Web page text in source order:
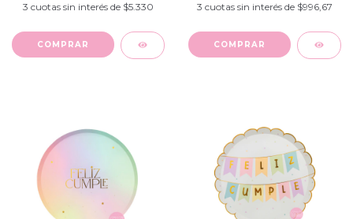
3 cuotas sin interés de $5.330
3 cuotas sin interés de $996,67